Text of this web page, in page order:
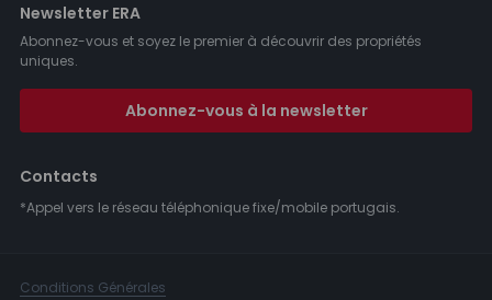
Newsletter ERA
Abonnez-vous et soyez le premier à découvrir des propriétés
uniques.
Abonnez-vous à la newsletter
Contacts
*Appel vers le réseau téléphonique fixe/mobile portugais.
Conditions Générales